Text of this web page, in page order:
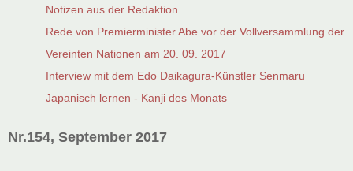
Notizen aus der Redaktion
Rede von Premierminister Abe vor der Vollversammlung der
Vereinten Nationen am 20. 09. 2017
Interview mit dem Edo Daikagura-Künstler Senmaru
Japanisch lernen - Kanji des Monats
Nr.154, September 2017